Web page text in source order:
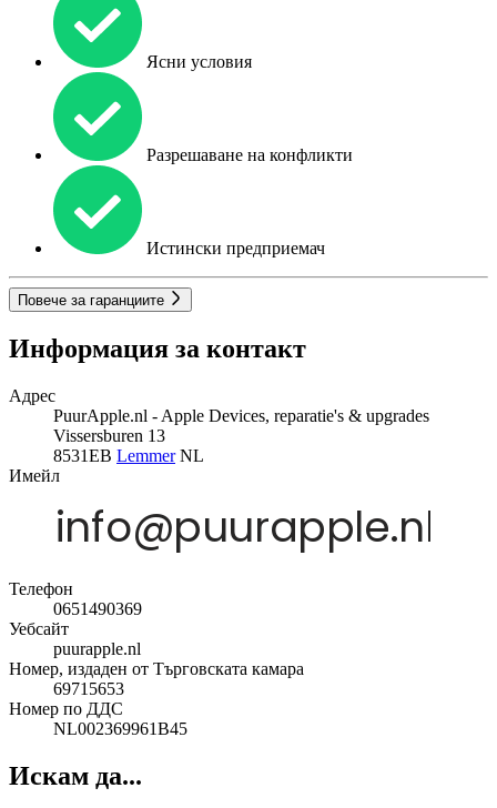
Ясни условия
Разрешаване на конфликти
Истински предприемач
Повече за гаранциите
Информация за контакт
Адрес
PuurApple.nl - Apple Devices, reparatie's & upgrades
Vissersburen 13
8531EB LemmerNL
Имейл
Телефон
0651490369
Уебсайт
puurapple.nl
Номер, издаден от Търговската камара
69715653
Номер по ДДС
NL002369961B45
Искам да...